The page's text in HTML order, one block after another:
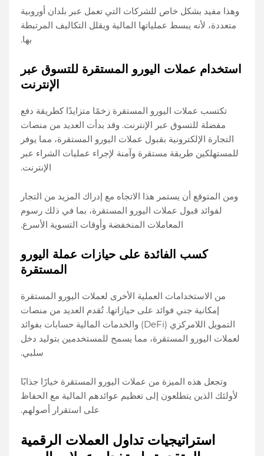
وهذا مفيد بشكل خاص للشركات التي تعمل عبر بلدان أوروبية
متعددة، لأنه يبسط عملياتها المالية ويقلل التكاليف المرتبطة
بها.
استخدام عملات اليورو المستقرة للتسوق عبر
الإنترنت
تكتسب عملات اليورو المستقرة زخمًا متزايدًا كطريقة دفع
مفضلة للتسوق عبر الإنترنت. وقد بدأت العديد من منصات
التجارة الإلكترونية بقبول عملات اليورو المستقرة، مما يوفر
للمستهلكين طريقة مستقرة وآمنة لإجراء عمليات الشراء عبر
الإنترنت.
ومن المتوقع أن يستمر هذا الاتجاه مع إدراك المزيد من التجار
لفوائد قبول عملات اليورو المستقرة، بما في ذلك رسوم
المعاملات المنخفضة وأوقات التسوية الأسرع.
كسب الفائدة على حيازات عملة اليورو
المستقرة
من الاستخدامات العملية الأخرى لعملات اليورو المستقرة
إمكانية جني فوائد على حيازاتها. تُقدم العديد من منصات
التمويل اللامركزي (DeFi) والخدمات المالية حسابات بفوائد
لعملات اليورو المستقرة، مما يسمح للمستخدمين بتوليد دخل
سلبي.
وتجعل هذه الميزة من عملات اليورو المستقرة خيارًا جذابًا
لأولئك الذين يتطلعون إلى تعظيم عوائدهم المالية مع الحفاظ
على استقرار أصولهم.
استراتيجيات تداول العملات الرقمية